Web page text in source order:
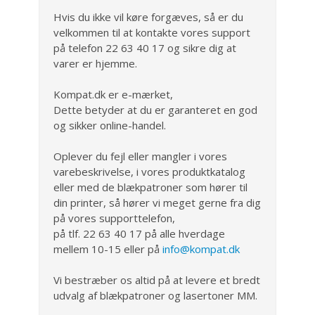
Hvis du ikke vil køre forgæves, så er du
velkommen til at kontakte vores support
på telefon 22 63 40 17 og sikre dig at
varer er hjemme.
Kompat.dk er e-mærket,
Dette betyder at du er garanteret en god
og sikker online-handel.
Oplever du fejl eller mangler i vores
varebeskrivelse, i vores produktkatalog
eller med de blækpatroner som hører til
din printer, så hører vi meget gerne fra dig
på vores supporttelefon,
på tlf. 22 63 40 17 på alle hverdage
mellem 10-15 eller på info@kompat.dk
Vi bestræber os altid på at levere et bredt
udvalg af blækpatroner og lasertoner MM.